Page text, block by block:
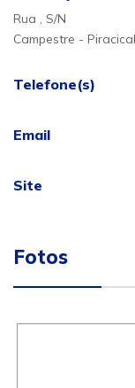
Rua , S/N
Campestre -
Telefone(s)
Email
Site
Fotos